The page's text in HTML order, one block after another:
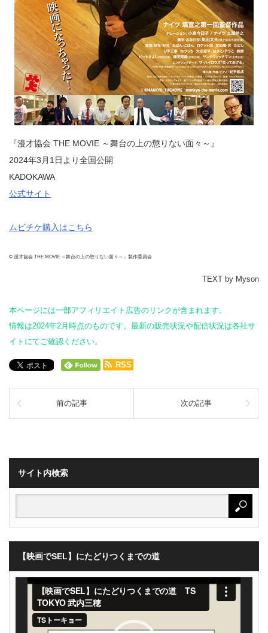
『漫才協会 THE MOVIE ～舞台の上の懲りない面々～』
2024年3月1日より全国公開
KADOKAWA
公式サイト
ムビチケ購入はこちら
© 漫才協会 THE MOVIE ～舞台の上の懲りない面々～」製作委員会
TEXT by Myson
本ページには一部アフィリエイト広告のリンクが含まれます。
情報は2024年2月時点のものです。最新の販売状況や配信状況は各社サ
イトにてご確認ください。
RSS
前の記事 次の記事
サイト内検索
【映画でSEL】にたどりつくまでの道
動